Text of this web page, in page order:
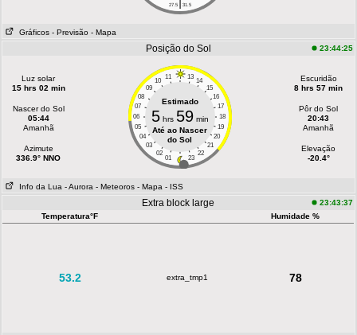
27.5 31.5
Gráficos - Previsão - Mapa
Posição do Sol 23:44:25
Luz solar
15 hrs 02 min
Nascer do Sol
05:44
Amanhã
Azimute
336.9° NNO
11 13
10
14
09
15
08
16
07
17
06
18
05
19
04
20
03
21
02
22
01 23
Estimado
5hrs 59min
Até ao Nascer
do Sol
Escuridão
8 hrs 57 min
Pôr do Sol
20:43
Amanhã
Elevação
-20.4°
Info da Lua - Aurora - Meteoros - Mapa - ISS
Extra block large
23:43:37
Temperatura°F
Humidade %
53.2 extra_tmp1 78